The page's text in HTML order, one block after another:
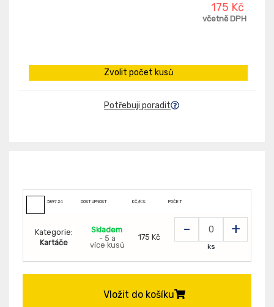
175 Kč
včetně DPH
Zvolit počet kusů
Potřebuji poradit
589724 DOSTUPNOST KČ/KS: POČET
Kategorie:
Kartáče
Skladem
- 5 a
více kusů
175 Kč - +
ks
Vložit do košíku